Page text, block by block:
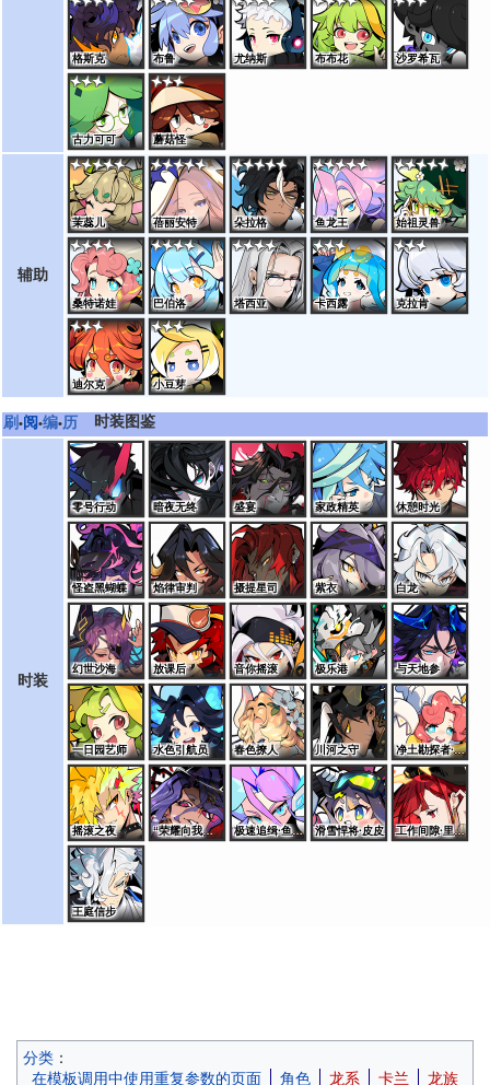
格斯克 布鲁 尤纳斯 布布花 沙罗希瓦
古力可可 蘑菇怪
辅助
茉蕊儿 蓓丽安特 朵拉格 鱼龙王 始祖灵兽
桑特诺娃 巴伯洛 塔西亚 卡西露 克拉肯
迪尔克 小豆芽
刷•阅•编•历 时装图鉴
时装
零号行动 暗夜无终 盛宴 家政精英 休憩时光
怪盗黑蝴蝶 焰律审判 摄提星司 紫衣 白龙
幻世沙海 放课后 音你摇滚 极乐港 与天地参
一日园艺师 水色引航员 春色撩人 川河之守 净土勘探者·桑特诺娃
摇滚之夜 “荣耀向我俯首”·艾夏拉 极速追缉·鱼龙王 滑雪悍将·皮皮 工作间隙·里奥斯
王庭信步
分类 ：
在模板调用中使用重复参数的页面
角色 龙系 卡兰 龙族